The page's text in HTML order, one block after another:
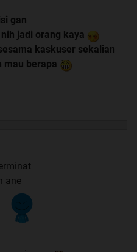
gan
jadi orang kaya
kaskuser sekalian
mau berapa
ane